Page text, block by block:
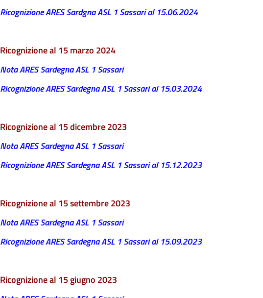
Ricognizione ARES Sardgna ASL 1 Sassari al 15.06.2024
Ricognizione al 15 marzo 2024
Nota ARES Sardegna ASL 1 Sassari
Ricognizione ARES Sardegna ASL 1 Sassari al 15.03.2024
Ricognizione al 15 dicembre 2023
Nota ARES Sardegna ASL 1 Sassari
Ricognizione ARES Sardegna ASL 1 Sassari al 15.12.2023
Ricognizione al 15 settembre 2023
Nota ARES Sardegna ASL 1 Sassari
Ricognizione ARES Sardegna ASL 1 Sassari al 15.09.2023
Ricognizione al 15 giugno 2023